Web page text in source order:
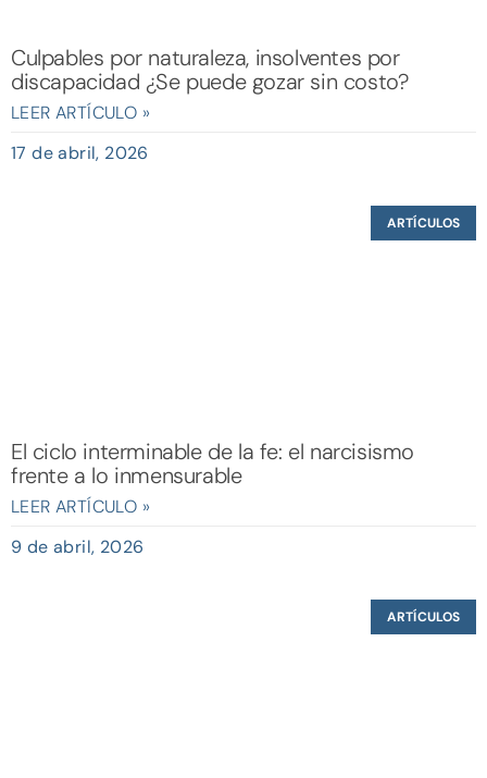
Culpables por naturaleza, insolventes por
discapacidad ¿Se puede gozar sin costo?
LEER ARTÍCULO »
17 de abril, 2026
ARTÍCULOS
El ciclo interminable de la fe: el narcisismo
frente a lo inmensurable
LEER ARTÍCULO »
9 de abril, 2026
ARTÍCULOS